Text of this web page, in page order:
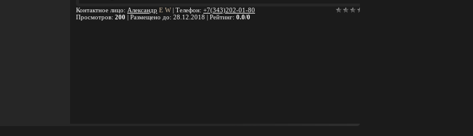
Контактное лицо: Александр E W| Телефон: +7(343)202-01-80
Просмотров: 200 | Размещено до: 28.12.2018 | Рейтинг: 0.0/0